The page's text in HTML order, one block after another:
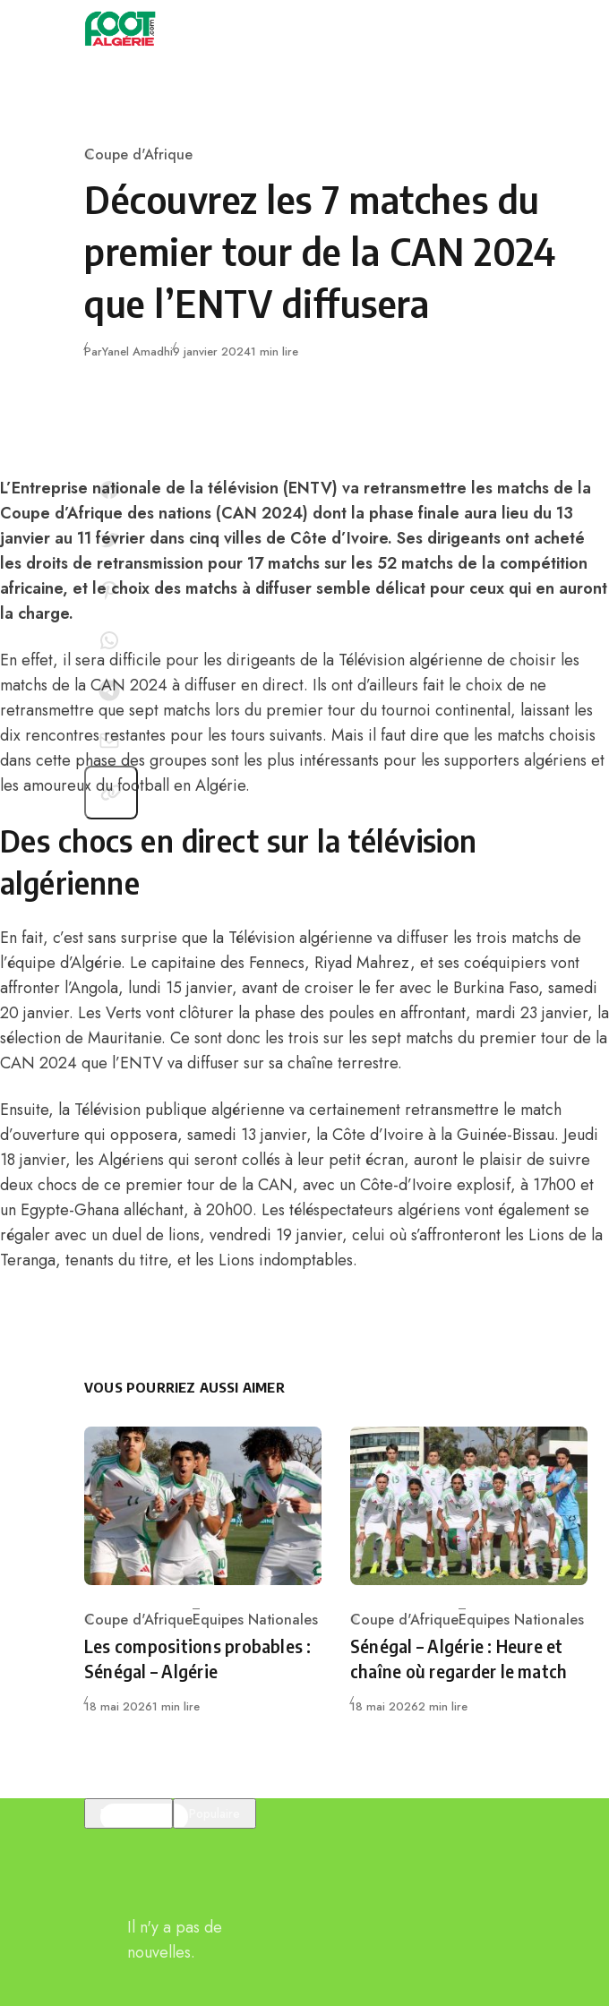
Skip to content
Category
Coupe d'Afrique
Découvrez les 7 matches du
premier tour de la CAN 2024
que l’ENTV diffusera
ParYanel AmadhiPublié
9 janvier 20241 min lire
L’Entreprise nationale de la télévision (ENTV) va retransmettre les matchs de la
Coupe d’Afrique des nations (CAN 2024) dont la phase finale aura lieu du 13
janvier au 11 février dans cinq villes de Côte d’Ivoire. Ses dirigeants ont acheté
les droits de retransmission pour 17 matchs sur les 52 matchs de la compétition
africaine, et le choix des matchs à diffuser semble délicat pour ceux qui en auront
la charge.
En effet, il sera difficile pour les dirigeants de la Télévision algérienne de choisir les
matchs de la CAN 2024 à diffuser en direct. Ils ont d’ailleurs fait le choix de ne
retransmettre que sept matchs lors du premier tour du tournoi continental, laissant les
dix rencontres restantes pour les tours suivants. Mais il faut dire que les matchs choisis
dans cette phase des groupes sont les plus intéressants pour les supporters algériens et
les amoureux du football en Algérie.
Des chocs en direct sur la télévision
algérienne
En fait, c’est sans surprise que la Télévision algérienne va diffuser les trois matchs de
l’équipe d’Algérie. Le capitaine des Fennecs, Riyad Mahrez, et ses coéquipiers vont
affronter l’Angola, lundi 15 janvier, avant de croiser le fer avec le Burkina Faso, samedi
20 janvier. Les Verts vont clôturer la phase des poules en affrontant, mardi 23 janvier, la
sélection de Mauritanie. Ce sont donc les trois sur les sept matchs du premier tour de la
CAN 2024 que l’ENTV va diffuser sur sa chaîne terrestre.
Ensuite, la Télévision publique algérienne va certainement retransmettre le match
d’ouverture qui opposera, samedi 13 janvier, la Côte d’Ivoire à la Guinée-Bissau. Jeudi
18 janvier, les Algériens qui seront collés à leur petit écran, auront le plaisir de suivre
deux chocs de ce premier tour de la CAN, avec un Côte-d’Ivoire explosif, à 17h00 et
un Egypte-Ghana alléchant, à 20h00. Les téléspectateurs algériens vont également se
régaler avec un duel de lions, vendredi 19 janvier, celui où s’affronteront les Lions de la
Teranga, tenants du titre, et les Lions indomptables.
VOUS POURRIEZ AUSSI AIMER
Category
Coupe d'AfriqueEquipes Nationales
Les compositions probables :
Sénégal – Algérie
Publié
18 mai 20261 min lire
Category
Coupe d'AfriqueEquipes Nationales
Sénégal – Algérie : Heure et
chaîne où regarder le match
Publié
18 mai 20262 min lire
Il n'y a pas de
nouvelles.